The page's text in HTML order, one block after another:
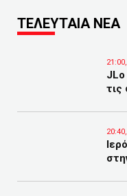
ΤΕΛΕΥΤΑΙΑ ΝΕΑ
JLo
τις